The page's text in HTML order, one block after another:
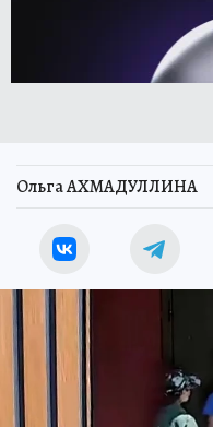
Ольга АХМАДУЛЛИНА